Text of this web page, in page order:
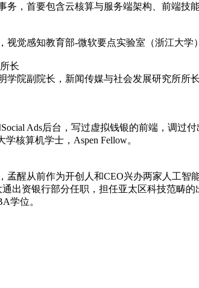
，首要包含云核算与服务端架构、前端技
觉感知教育部-微软要点实验室（浙江大学
长
院副院长，新闻传媒与社会发展研究所所
Ads后台，写过虚拟钱银的前端，调
核算机学士，Aspen Fellow。
醒从前作为开创人和CEO兴办两家人工智
出资银行部分任职，担任亚太区科技范畴
学位。